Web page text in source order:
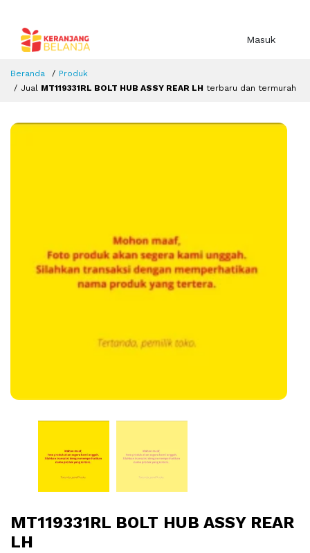
Masuk
Beranda
Produk
Jual MT119331RL BOLT HUB ASSY REAR LH terbaru dan termurah
MT119331RL BOLT HUB ASSY REAR
LH